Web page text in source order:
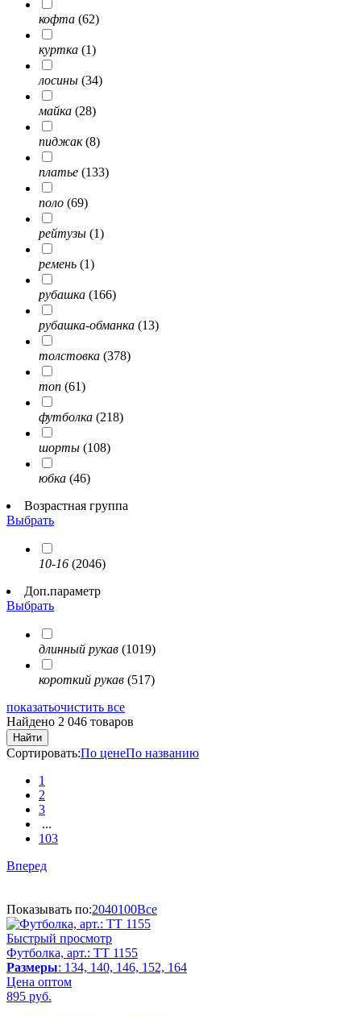
кофта (62)
куртка (1)
лосины (34)
майка (28)
пиджак(8)
платье (133)
поло (69)
рейтузы (1)
ремень (1)
рубашка (166)
рубашка-обманка (13)
толстовка (378)
топ (61)
футболка (218)
шорты (108)
юбка (46)
Возрастная группа
Выбрать
10-16 (2046)
Доп.параметр
Выбрать
длинный рукав (1019)
короткий рукав (517)
показатьочистить все
Найдено 2 046 товаров
Найти
Сортировать:По ценеПо названию
1
2
3
...
103
Вперед
Показывать по:2040100Все
Быстрый просмотр
Футболка, арт.: TT 1155
Размеры: 134, 140, 146, 152, 164
Цена оптом
895 руб.